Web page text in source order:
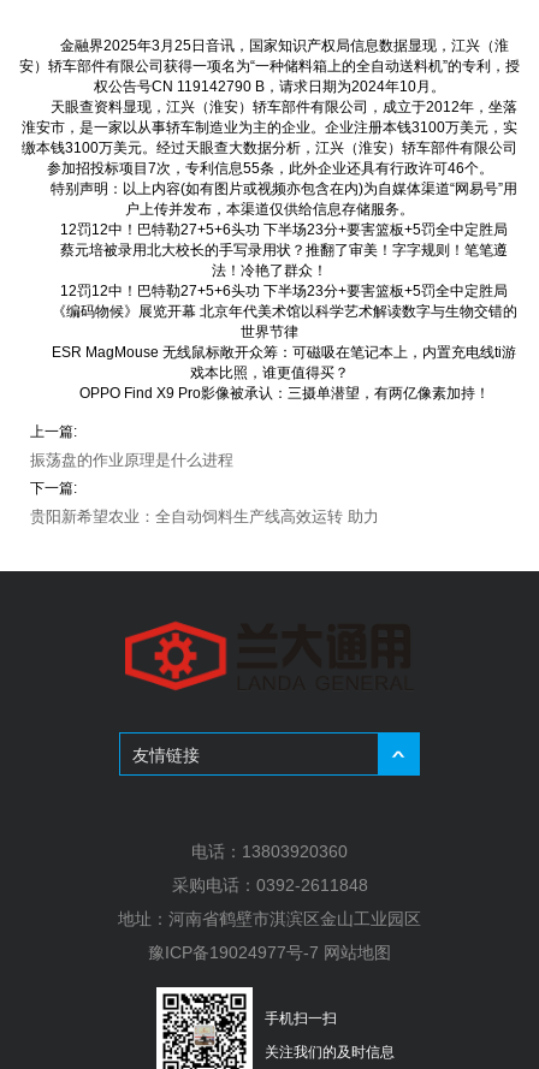
金融界2025年3月25日音讯，国家知识产权局信息数据显现，江兴（淮
安）轿车部件有限公司获得一项名为“一种储料箱上的全自动送料机”的专利，授
权公告号CN 119142790 B，请求日期为2024年10月。
天眼查资料显现，江兴（淮安）轿车部件有限公司，成立于2012年，坐落
淮安市，是一家以从事轿车制造业为主的企业。企业注册本钱3100万美元，实
缴本钱3100万美元。经过天眼查大数据分析，江兴（淮安）轿车部件有限公司
参加招投标项目7次，专利信息55条，此外企业还具有行政许可46个。
特别声明：以上内容(如有图片或视频亦包含在内)为自媒体渠道“网易号”用
户上传并发布，本渠道仅供给信息存储服务。
12罚12中！巴特勒27+5+6头功 下半场23分+要害篮板+5罚全中定胜局
蔡元培被录用北大校长的手写录用状？推翻了审美！字字规则！笔笔遵
法！冷艳了群众！
12罚12中！巴特勒27+5+6头功 下半场23分+要害篮板+5罚全中定胜局
《编码物候》展览开幕 北京年代美术馆以科学艺术解读数字与生物交错的
世界节律
ESR MagMouse 无线鼠标敞开众筹：可磁吸在笔记本上，内置充电线ti游
戏本比照，谁更值得买？
OPPO Find X9 Pro影像被承认：三摄单潜望，有两亿像素加持！
上一篇:
振荡盘的作业原理是什么进程
下一篇:
贵阳新希望农业：全自动饲料生产线高效运转 助力
友情链接
电话： 13803920360
采购电话： 0392-2611848
地址： 河南省鹤壁市淇滨区金山工业园区
豫ICP备19024977号-7 网站地图
手机扫一扫
关注我们的及时信息